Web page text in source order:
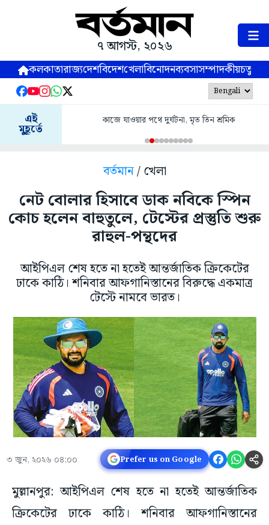
৭ আগস্ট, ২০২৬
কলকাতারাজ্যদেশবিদেশখেলাবিনোদনব্যবসাসম্পাদকীয়
এই
মুহূর্তে
কাজে যাওয়ার পথে দুর্ঘটনা, মৃত তিন শ্রমিক
বর্তমান/ খেলা
নেট বোলার হিসাবে ডাক নবিকে স্পিন
কোচ হলেন বাহুতুলে, টেস্টের প্রস্তুতি শুরু
রাহুল-পন্থদের
আইপিএল শেষ হতে না হতেই আন্তর্জাতিক ক্রিকেটের
ঢাকে কাঠি। শনিবার আফগানিস্তানের বিরুদ্ধে একমাত্র
টেস্টে নামবে ভারত।
৩ জুন, ২০২৬ ০৪:০০ Prefer us on Google
মুল্লানপুর: আইপিএল শেষ হতে না হতেই আন্তর্জাতিক
ক্রিকেটের ঢাকে কাঠি। শনিবার আফগানিস্তানের